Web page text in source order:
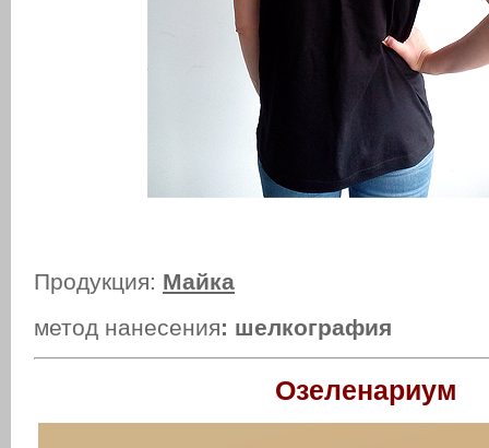
Продукция: Майка
метод нанесения: шелкография
Озеленариум